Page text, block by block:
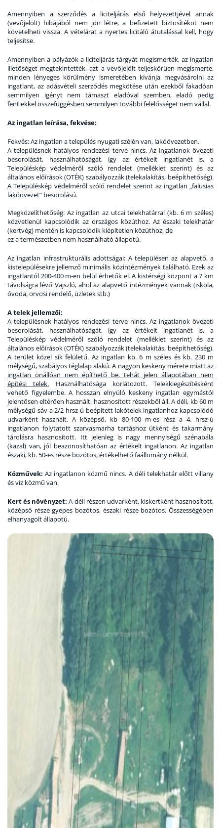
Amennyiben a szerződés a liciteljárás első helyezettjével annak
(vevőjelölt) hibájából nem jön létre, a befizetett biztosítékot nem
követelheti vissza. A vételárat a nyertes licitáló átutalással kell, hogy
teljesítse.
Amennyiben a pályázók a liciteljárás tárgyát megismerték, az ingatlan
illetőséget megtekintették, azt a vevőjelölt teljeskörűen megismerte,
minden lényeges körülmény ismeretében kívánja megvásárolni az
ingatlant, az adásvételi szerződés megkötése után ezekből fakadóan
semmilyen igényt nem támaszt eladóval szemben, eladó pedig
fentiekkel összefüggésben semmilyen további felelősséget nem vállal.
Az ingatlan leírása, fekvése:
Fekvés: Az ingatlan a település nyugati szélén van, lakóövezetben.
A településnek hatályos rendezési terve nincs. Az ingatlanok övezeti
besorolását, használhatóságát, így az értékelt ingatlanét is, a
Településkép védelméről szóló rendelet (melléklet szerint) és az
általános előírások (OTÉK) szabályozzák (telekalakítás, beépíthetőség).
A Településkép védelméről szóló rendelet szerint az ingatlan „falusias
lakóövezet” besorolású.
Megközelíthetőség: Az ingatlan az utcai telekhatárral (kb. 6 m széles)
közvetlenül kapcsolódik az országos közúthoz. Az északi telekhatár
(kertvég) mentén is kapcsolódik kiépítetlen közúthoz, de
ez a természetben nem használható állapotú.
Az ingatlan infrastrukturális adottságai: A településen az alapvető, a
kistelepülésekre jellemző minimális közintézmények található. Ezek az
ingatlantól 200-400 m-en belül érhetők el. A kistérségi központ a 7 km
távolságra lévő Vajszló, ahol az alapvető intézmények vannak (iskola,
óvoda, orvosi rendelő, üzletek stb.)
A telek jellemzői:
A településnek hatályos rendezési terve nincs. Az ingatlanok övezeti
besorolását, használhatóságát, így az értékelt ingatlanét is, a
Településkép védelméről szóló rendelet (melléklet szerint) és az
általános előírások (OTÉK) szabályozzák (telekalakítás, beépíthetőség).
A terület közel sík felületű. Az ingatlan kb. 6 m széles és kb. 230 m
mélységű, szabályos téglalap alakú. A nagyon keskeny mérete miattaz
ingatlan önállóan nem építhető be, tehát jelen állapotában nem
építési telek. Használhatósága korlátozott. Telekkiegészítésként
vehető figyelembe. A hosszan elnyúló keskeny ingatlan egymástól
jelentősen eltérően használt, hasznosított részekből áll. A déli, kb 60 m
mélységű sáv a 2/2 hrsz-ú beépített lakótelek ingatlanhoz kapcsolódó
udvarként használt. A középső, kb 80-100 m-es rész a 4. hrsz-ú
ingatlanon folytatott szarvasmarha tartáshoz útként és takarmány
tárolásra hasznosított. Itt jelenleg is nagy mennyiségű szénabála
(kazal) van, jól beazonosíthatóan az értékelt ingatlanon. Az ingatlan
északi, kb. 50-es része bozótos, értékelhető faállomány nélkül.
Közművek: Az ingatlanon közmű nincs. A déli telekhatár előtt villany
és víz közmű van.
Kert és növényzet: A déli részen udvarként, kiskertként hasznosított,
középső része gyepes bozótos, északi része bozótos. Összességében
elhanyagolt állapotú.